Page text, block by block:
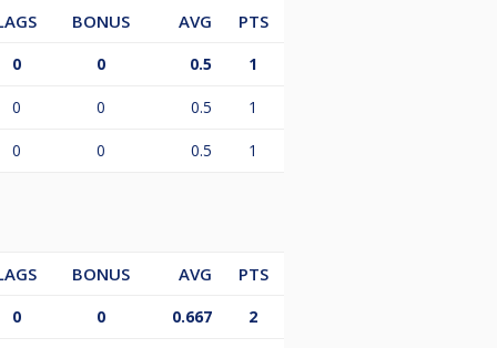
BONUS AVG PTS
0 0 0.5 1
0 0 0.5 1
0 0 0.5 1
BONUS AVG PTS
0 0 0.667 2